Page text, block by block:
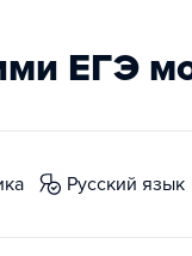
ЕГЭ
русский язык